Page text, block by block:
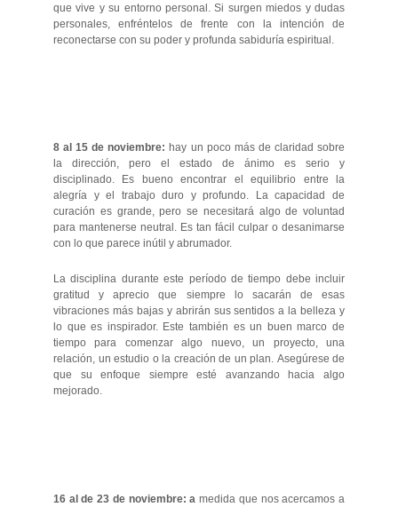
que vive y su entorno personal. Si surgen miedos y dudas
personales, enfréntelos de frente con la intención de
reconectarse con su poder y profunda sabiduría espiritual.
8 al 15 de noviembre: hay un poco más de claridad sobre
la dirección, pero el estado de ánimo es serio y
disciplinado. Es bueno encontrar el equilibrio entre la
alegría y el trabajo duro y profundo. La capacidad de
curación es grande, pero se necesitará algo de voluntad
para mantenerse neutral. Es tan fácil culpar o desanimarse
con lo que parece inútil y abrumador.
La disciplina durante este período de tiempo debe incluir
gratitud y aprecio que siempre lo sacarán de esas
vibraciones más bajas y abrirán sus sentidos a la belleza y
lo que es inspirador. Este también es un buen marco de
tiempo para comenzar algo nuevo, un proyecto, una
relación, un estudio o la creación de un plan. Asegúrese de
que su enfoque siempre esté avanzando hacia algo
mejorado.
16 al de 23 de noviembre: a medida que nos acercamos a